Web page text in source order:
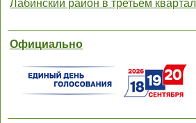
Лабинский район в третьем
Официально